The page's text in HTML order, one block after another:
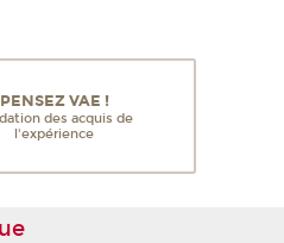
PENSEZ VAE !
des acquis de
l'expérience